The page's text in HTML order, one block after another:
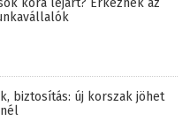
kora lejárt? Érkeznek az
biztosítás: új korszak jöhet